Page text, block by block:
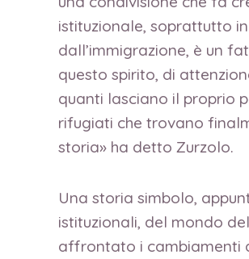
istituzionale, soprattutto
dall’immigrazione, è un
questo spirito, di
quanti lasciano il proprio
rifugiati che trovano
storia» ha detto Zurzolo.
Una storia simbolo,
istituzionali, del mondo
affrontato i cambiamenti